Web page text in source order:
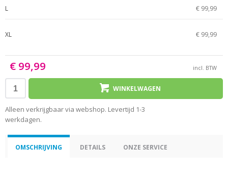
L € 99,99
XL € 99,99
€ 99,99 incl. BTW
WINKELWAGEN
Alleen verkrijgbaar via webshop. Levertijd 1-3
werkdagen.
OMSCHRIJVING DETAILS ONZE SERVICE